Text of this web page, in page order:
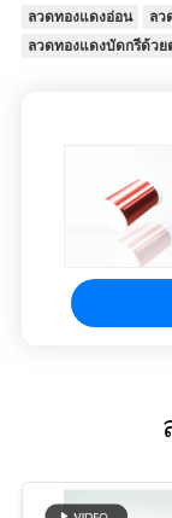
ลวดทองแดงอ่อน
ลว
ลวดทองแดงบัดกรีด้วย